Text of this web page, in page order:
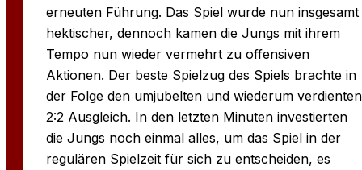
erneuten Führung. Das Spiel wurde nun insgesamt
hektischer, dennoch kamen die Jungs mit ihrem
Tempo nun wieder vermehrt zu offensiven
Aktionen. Der beste Spielzug des Spiels brachte in
der Folge den umjubelten und wiederum verdienten
2:2 Ausgleich. In den letzten Minuten investierten
die Jungs noch einmal alles, um das Spiel in der
regulären Spielzeit für sich zu entscheiden, es